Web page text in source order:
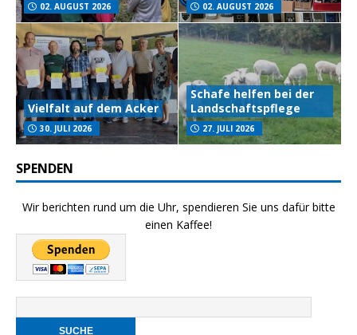
02. AUGUST 2026 02. AUGUST 2026
Vielfalt auf dem Acker
30. JULI 2026
Schafe helfen bei der
Landschaftspflege
27. JULI 2026
SPENDEN
Wir berichten rund um die Uhr, spendieren Sie uns dafür bitte
einen Kaffee!